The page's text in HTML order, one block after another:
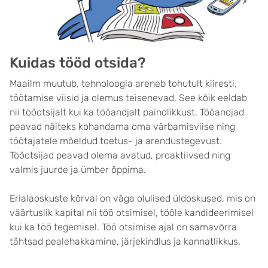
Kuidas tööd otsida?
Maailm muutub, tehnoloogia areneb tohutult kiiresti,
töötamise viisid ja olemus teisenevad. See kõik eeldab
nii tööotsijalt kui ka tööandjalt paindlikkust. Tööandjad
peavad näiteks kohandama oma värbamisviise ning
töötajatele mõeldud toetus- ja arendustegevust.
Tööotsijad peavad olema avatud, proaktiivsed ning
valmis juurde ja ümber õppima.
Erialaoskuste kõrval on väga olulised üldoskused, mis on
väärtuslik kapital nii töö otsimisel, tööle kandideerimisel
kui ka töö tegemisel. Töö otsimise ajal on samavõrra
tähtsad pealehakkamine, järjekindlus ja kannatlikkus.